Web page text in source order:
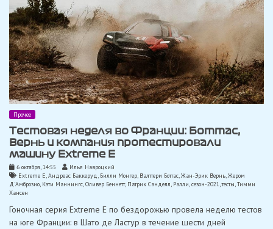
Прочее
Тестовая неделя во Франции: Боттас,
Вернь и компания протестировали
машину Extreme E
6 октября, 14:55
Илья Навроцкий
Extreme E,Андреас Баккеруд, Билли Монгер, Валттери Боттас,Жан-Эрик Вернь,Жером
Д'Амброзио, Кэти Маннингс,Оливер Беннетт, Патрик Санделл, Ралли,сезон-2021,тесты,Тимми
Хансен
Гоночная серия Extreme E по бездорожью провела неделю тестов
на юге Франции: в Шато де Ластур в течение шести дней